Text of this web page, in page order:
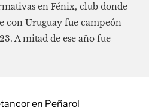
en Fénix, club donde
con Uruguay fue campeón
A mitad de ese año fue